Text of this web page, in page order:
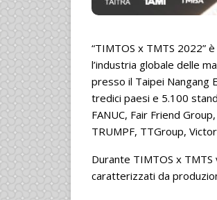
“TIMTOS x TMTS 2022”
l’industria globale delle
presso il Taipei Nangang
tredici paesi e 5.100
FANUC, Fair Friend
TRUMPF, TTGroup,
Durante TIMTOS x
caratterizzati da